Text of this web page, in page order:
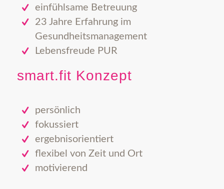
einfühlsame Betreuung
23 Jahre Erfahrung im
Gesundheitsmanagement
Lebensfreude PUR
smart.fit Konzept
persönlich
fokussiert
ergebnisorientiert
flexibel von Zeit und Ort
motivierend